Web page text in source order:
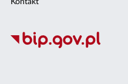
Kontakt